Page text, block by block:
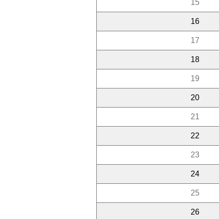
15
16
17
18
19
20
21
22
23
24
25
26